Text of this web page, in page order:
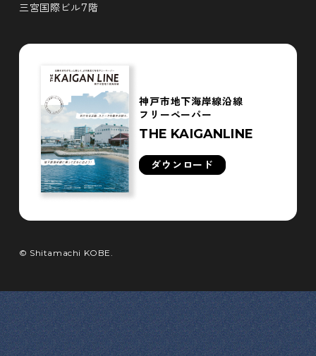
三宮国際ビル7階
神戸市地下海岸線沿線
フリーペーパー
THE KAIGANLINE
ダウンロード
© Shitamachi KOBE.